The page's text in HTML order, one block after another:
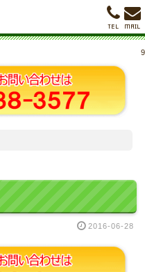
9
2016-06-28
MAIL
TEL